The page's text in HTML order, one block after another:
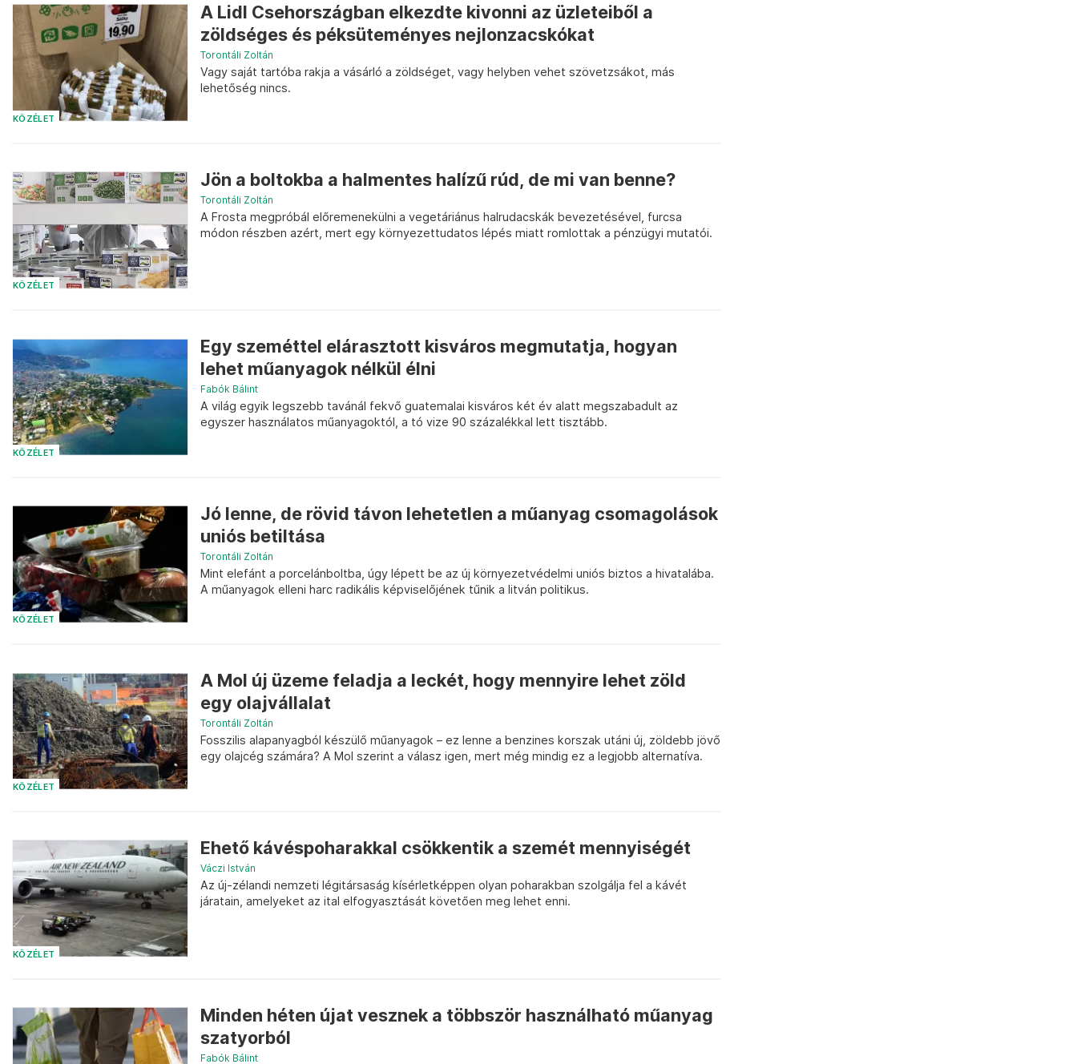
KÖZÉLET
A Lidl Csehországban elkezdte kivonni az üzleteiből a
zöldséges és péksüteményes nejlonzacskókat
Torontáli Zoltán
Vagy saját tartóba rakja a vásárló a zöldséget, vagy helyben vehet szövetzsákot, más
lehetőség nincs.
KÖZÉLET
Jön a boltokba a halmentes halízű rúd, de mi van benne?
Torontáli Zoltán
A Frosta megpróbál előremenekülni a vegetáriánus halrudacskák bevezetésével, furcsa
módon részben azért, mert egy környezettudatos lépés miatt romlottak a pénzügyi mutatói.
KÖZÉLET
Egy szeméttel elárasztott kisváros megmutatja, hogyan
lehet műanyagok nélkül élni
Fabók Bálint
A világ egyik legszebb tavánál fekvő guatemalai kisváros két év alatt megszabadult az
egyszer használatos műanyagoktól, a tó vize 90 százalékkal lett tisztább.
KÖZÉLET
Jó lenne, de rövid távon lehetetlen a műanyag csomagolások
uniós betiltása
Torontáli Zoltán
Mint elefánt a porcelánboltba, úgy lépett be az új környezetvédelmi uniós biztos a hivatalába.
A műanyagok elleni harc radikális képviselőjének tűnik a litván politikus.
KÖZÉLET
A Mol új üzeme feladja a leckét, hogy mennyire lehet zöld
egy olajvállalat
Torontáli Zoltán
Fosszilis alapanyagból készülő műanyagok – ez lenne a benzines korszak utáni új, zöldebb jövő
egy olajcég számára? A Mol szerint a válasz igen, mert még mindig ez a legjobb alternatíva.
KÖZÉLET
Ehető kávéspoharakkal csökkentik a szemét mennyiségét
Váczi István
Az új-zélandi nemzeti légitársaság kísérletképpen olyan poharakban szolgálja fel a kávét
járatain, amelyeket az ital elfogyasztását követően meg lehet enni.
Minden héten újat vesznek a többször használható műanyag
szatyorból
Fabók Bálint